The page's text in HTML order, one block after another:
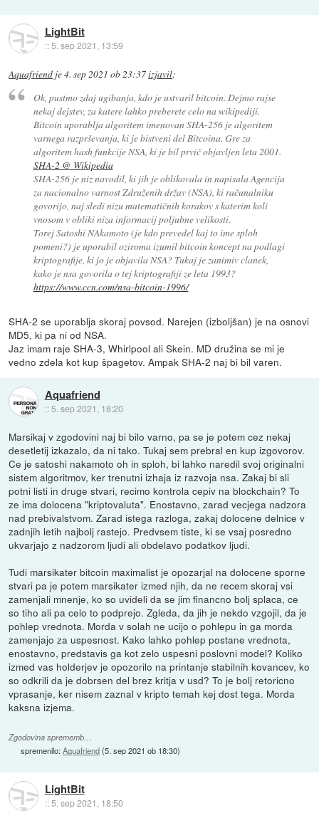
LightBit
::5. sep 2021, 13:59
Aquafriend je4. sep 2021 ob 23:37izjavil:
Ok, pustmo zdaj ugibanja, kdo je ustvaril bitcoin. Dejmo rajse
nekaj dejstev, za katere lahko preberete celo na wikipediji.
Bitcoin uporablja algoritem imenovan SHA-256 je algoritem
varnega razprševanja, ki je bistveni del Bitcoina. Gre za
algoritem hash funkcije NSA, ki je bil prvič objavljen leta 2001.
SHA-2 @ Wikipedia
SHA-256 je niz navodil, ki jih je oblikovala in napisala Agencija
za nacionalno varnost Združenih držav (NSA), ki računalniku
govorijo, naj sledi nizu matematičnih korakov s katerim koli
vnosom v obliki niza informacij poljubne velikosti.
Torej Satoshi NAkamoto (je kdo prevedel kaj to ime sploh
pomeni?) je uporabil oziroma izumil bitcoin koncept na podlagi
kriptografije, ki jo je objavila NSA? Tukaj je zanimiv clanek,
kako je nsa govorila o tej kriptografiji ze leta 1993?
https://www.ccn.com/nsa-bitcoin-1996/
SHA-2 se uporablja skoraj povsod. Narejen (izboljšan) je na osnovi
MD5, ki pa ni od NSA.
Jaz imam raje SHA-3, Whirlpool ali Skein. MD družina se mi je
vedno zdela kot kup špagetov. Ampak SHA-2 naj bi bil varen.
Aquafriend
:: 5. sep 2021, 18:20
Marsikaj v zgodovini naj bi bilo varno, pa se je potem cez nekaj
desetletij izkazalo, da ni tako. Tukaj sem prebral en kup izgovorov.
Ce je satoshi nakamoto oh in sploh, bi lahko naredil svoj originalni
sistem algoritmov, ker trenutni izhaja iz razvoja nsa. Zakaj bi sli
potni listi in druge stvari, recimo kontrola cepiv na blockchain? To
ze ima dolocena "kriptovaluta". Enostavno, zarad vecjega nadzora
nad prebivalstvom. Zarad istega razloga, zakaj dolocene delnice v
zadnjih letih najbolj rastejo. Predvsem tiste, ki se vsaj posredno
ukvarjajo z nadzorom ljudi ali obdelavo podatkov ljudi.
Tudi marsikater bitcoin maximalist je opozarjal na dolocene sporne
stvari pa je potem marsikater izmed njih, da ne recem skoraj vsi
zamenjali mnenje, ko so uvideli da se jim financno bolj splaca, ce
so tiho ali pa celo to podprejo. Zgleda, da jih je nekdo vzgojil, da je
pohlep vrednota. Morda v solah ne ucijo o pohlepu in ga morda
zamenjajo za uspesnost. Kako lahko pohlep postane vrednota,
enostavno, predstavis ga kot zelo uspesni poslovni model? Koliko
izmed vas holderjev je opozorilo na printanje stabilnih kovancev, ko
so odkrili da je dobrsen del brez kritja v usd? To je bolj retoricno
vprasanje, ker nisem zaznal v kripto temah kej dost tega. Morda
kaksna izjema.
Zgodovina sprememb…
spremenilo:Aquafriend(5. sep 2021 ob 18:30)
LightBit
::5. sep 2021, 18:50